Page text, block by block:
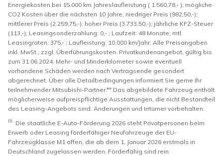
Energiekosten bei 15.000 km Jahreslaufleistung ( 1.560,78,- ); mögliche
CO2 Kosten über die nächsten 10 Jahre, niedriger Preis (982,50,-);
mittlerer Preis (2.259,75,-); hoher Preis (3.733,50,-); jährliche KFZ-Steuer
(113,-); Leasingsonderzahlung: 0,- ; Laufzeit: 48 Monate; mtl.
Leasingraten: 375,- ; Laufleistung: 10.000 km/Jahr. Alle Preisangaben
inkl. MwSt.; zzgl. Überführungskosten. Privatkundenangebot, gültig bis
zum 31.06.2024. Mehr- und Minderkilometer sowie eventuell
vorhandene Schäden werden nach Vertragsende gesondert
abgerechnet. Über alle Detailbedingungen informiert Sie gerne Ihr
teilnehmender Mitsubishi-Partner.** Das abgebildete Fahrzeug enthält
möglicherweise aufpreispflichtige Ausstattungen, die nicht Bestandteil
des Leasing-Angebots sind. Änderungen und Irrtümer vorbehalten.
III. Die staatliche E-Auto-Förderung 2026 steht Privatpersonen beim
Erwerb oder Leasing förderfähiger Neufahrzeuge der EU-
Fahrzeugklasse M1 offen, die ab dem 1. Januar 2026 erstmals in
Deutschland zugelassen werden. Förderfähig sind rein